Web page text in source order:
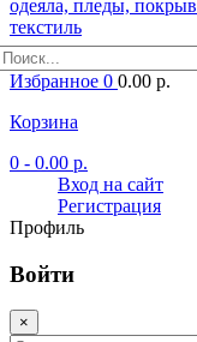
Избранное 0 0.00 р.
Корзина
0 - 0.00 р.
Вход на сайт
Регистрация
Профиль
Войти
×